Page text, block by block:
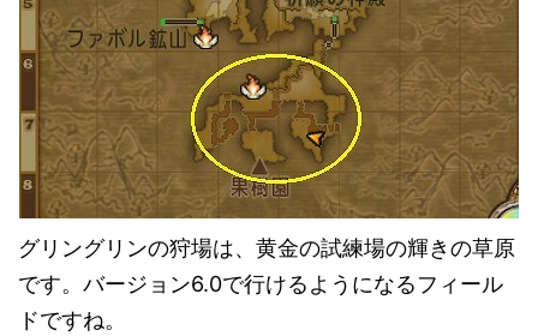
グリングリンの狩場は、黄金の試練場の輝きの草原
です。バージョン6.0で行けるようになるフィール
ドですね。